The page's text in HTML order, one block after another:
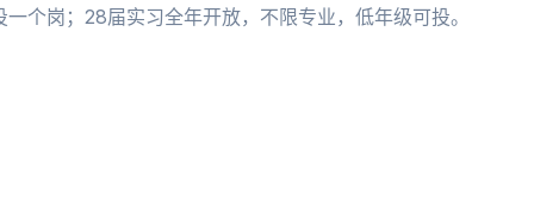
个岗；28届实习全年开放，不限专业，低年级可投。